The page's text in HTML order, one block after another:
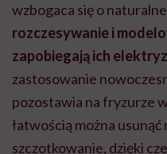
wzbogaca się o
rozczesywanie i
zapobiegają ich
zastosowanie
pozostawia na fryzurze
łatwością można
szczotkowanie, dzięki